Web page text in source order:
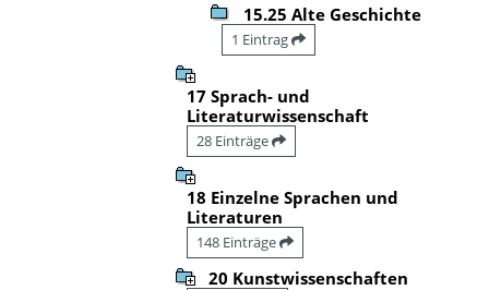
15.25 Alte Geschichte
1 Eintrag
17 Sprach- und
Literaturwissenschaft
28 Einträge
18 Einzelne Sprachen und
Literaturen
148 Einträge
20 Kunstwissenschaften